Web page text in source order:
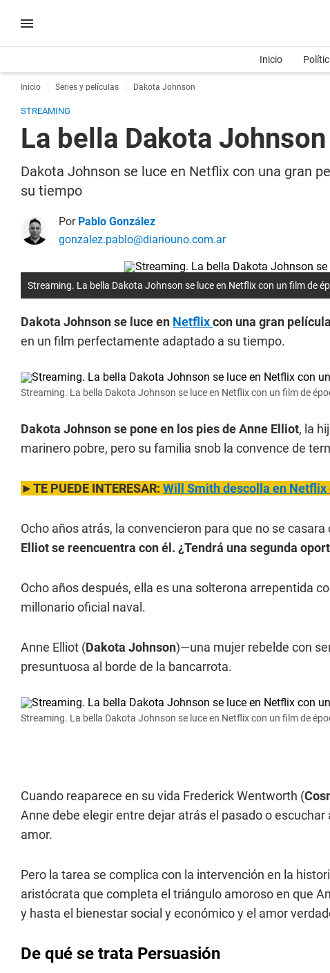
Inicio
Inicio Series y películas Dakota Johnson
STREAMING
La bella Dakota
Dakota Johnson se luce en Netflix con una gran
su tiempo
Por Pablo González
gonzalez.pablo@diariouno.com.ar
Streaming. La bella Dakota Johnson se luce en Netflix con un film de
Dakota Johnson se luce en Netflixcon una gran
en un film perfectamente adaptado a su tiempo.
Streaming. La bella Dakota Johnson se luce en Netflix con un film de
Dakota Johnson se pone en los pies de Anne Elliot, la
marinero pobre, pero su familia snob la convence de
►TE PUEDE INTERESAR: Will Smith descolla en
Ocho años atrás, la convencieron para que no se
Elliot se reencuentra con él. ¿Tendrá una segunda
Ocho años después, ella es una solterona arrepentida
millonario oficial naval.
Anne Elliot (Dakota Johnson)—una mujer rebelde con
presuntuosa al borde de la bancarrota.
Streaming. La bella Dakota Johnson se luce en Netflix con un film de
Cuando reaparece en su vida Frederick Wentworth (
Anne debe elegir entre dejar atrás el pasado o
amor.
Pero la tarea se complica con la intervención en la
aristócrata que completa el triángulo amoroso en que
y hasta el bienestar social y económico y el amor
De qué se trata Persuasión